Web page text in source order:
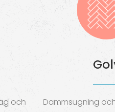
och
Dammsugning